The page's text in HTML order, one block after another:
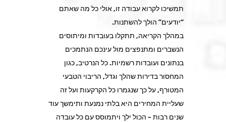
תמשיכו לקרוא עבודה זו, אולי כל מה שאתם
“יודעים” הולך להשתנות.
במהלך הקריאה, תתקלו בעובדות ומיתוסים
הנשברים ומתנפצים מול עינכם הנתמכים
בנתונים ועובדות רשמיות. כל הנרטיב, כגון
המחסור בדירות שהלך וגדל, הריבוי הטבעי
המטורף, על כך שנגמרו כל הקרקעות ועל זה
שעליית המחירים היא בלתי נמנעת ותימשך עוד
שנים רבות – הכול ילך ויתמוסס עם כל עובדה